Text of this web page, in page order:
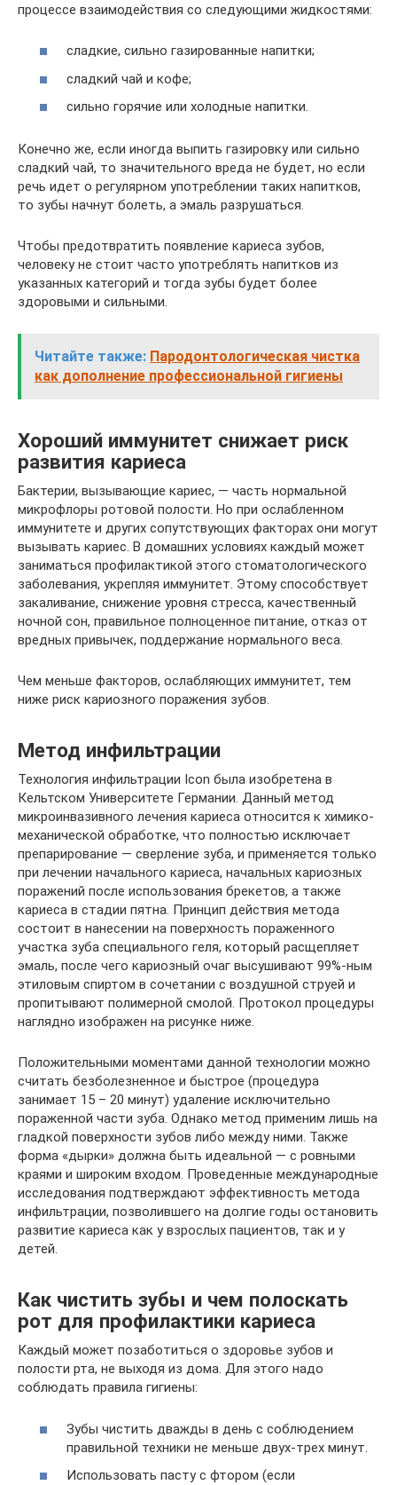
процессе взаимодействия со следующими жидкостями:
сладкие, сильно газированные напитки;
сладкий чай и кофе;
сильно горячие или холодные напитки.
Конечно же, если иногда выпить газировку или сильно
сладкий чай, то значительного вреда не будет, но если
речь идет о регулярном употреблении таких напитков,
то зубы начнут болеть, а эмаль разрушаться.
Чтобы предотвратить появление кариеса зубов,
человеку не стоит часто употреблять напитков из
указанных категорий и тогда зубы будет более
здоровыми и сильными.
Читайте также: Пародонтологическая чистка
как дополнение профессиональной гигиены
Хороший иммунитет снижает риск
развития кариеса
Бактерии, вызывающие кариес, — часть нормальной
микрофлоры ротовой полости. Но при ослабленном
иммунитете и других сопутствующих факторах они могут
вызывать кариес. В домашних условиях каждый может
заниматься профилактикой этого стоматологического
заболевания, укрепляя иммунитет. Этому способствует
закаливание, снижение уровня стресса, качественный
ночной сон, правильное полноценное питание, отказ от
вредных привычек, поддержание нормального веса.
Чем меньше факторов, ослабляющих иммунитет, тем
ниже риск кариозного поражения зубов.
Метод инфильтрации
Технология инфильтрации Icon была изобретена в
Кельтском Университете Германии. Данный метод
микроинвазивного лечения кариеса относится к химико-
механической обработке, что полностью исключает
препарирование — сверление зуба, и применяется только
при лечении начального кариеса, начальных кариозных
поражений после использования брекетов, а также
кариеса в стадии пятна. Принцип действия метода
состоит в нанесении на поверхность пораженного
участка зуба специального геля, который расщепляет
эмаль, после чего кариозный очаг высушивают 99%-ным
этиловым спиртом в сочетании с воздушной струей и
пропитывают полимерной смолой. Протокол процедуры
наглядно изображен на рисунке ниже.
Положительными моментами данной технологии можно
считать безболезненное и быстрое (процедура
занимает 15 – 20 минут) удаление исключительно
пораженной части зуба. Однако метод применим лишь на
гладкой поверхности зубов либо между ними. Также
форма «дырки» должна быть идеальной — с ровными
краями и широким входом. Проведенные международные
исследования подтверждают эффективность метода
инфильтрации, позволившего на долгие годы остановить
развитие кариеса как у взрослых пациентов, так и у
детей.
Как чистить зубы и чем полоскать
рот для профилактики кариеса
Каждый может позаботиться о здоровье зубов и
полости рта, не выходя из дома. Для этого надо
соблюдать правила гигиены:
Зубы чистить дважды в день с соблюдением
правильной техники не меньше двух-трех минут.
Использовать пасту с фтором (если